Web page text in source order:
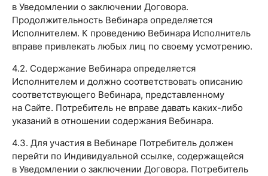
в Уведомлении о заключении Договора.
Продолжительность Вебинара определяется
Исполнителем. К проведению Вебинара Исполнитель
вправе привлекать любых лиц по своему усмотрению.
4.2. Содержание Вебинара определяется
Исполнителем и должно соответствовать описанию
соответствующего Вебинара, представленному
на Сайте. Потребитель не вправе давать каких-либо
указаний в отношении содержания Вебинара.
4.3. Для участия в Вебинаре Потребитель должен
перейти по Индивидуальной ссылке, содержащейся
в Уведомлении о заключении Договора. Потребитель